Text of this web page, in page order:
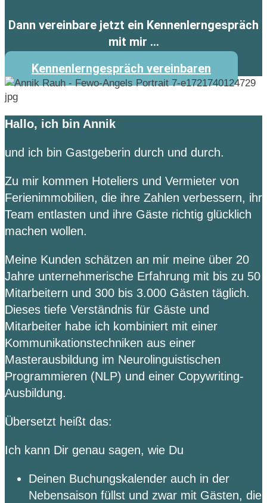
Dann vereinbare jetzt ein Kennenlerngespräch
mit mir …
Kennenlerngespräch vereinbaren
Hallo, ich bin Annik
und ich bin Gastgeberin durch und durch.
Zu mir kommen Hoteliers und Vermieter von
Ferienimmobilien, die ihre Zahlen verbessern, ihr
Team entlasten und ihre Gäste richtig glücklich
machen wollen.
Meine Kunden schätzen an mir meine über 20
Jahre unternehmerische Erfahrung mit bis zu 50
Mitarbeitern und 300 bis 3.000 Gästen täglich.
Dieses tiefe Verständnis für Gäste und
Mitarbeiter habe ich kombiniert mit einer
Kommunikationstechniken aus einer
Masterausbildung im Neurolinguistischen
Programmieren (NLP) und einer Copywriting-
Ausbildung.
Übersetzt heißt das:
Ich kann Dir genau sagen, wie Du
Deinen Buchungskalender auch in der
Nebensaison füllst und zwar mit Gästen, die